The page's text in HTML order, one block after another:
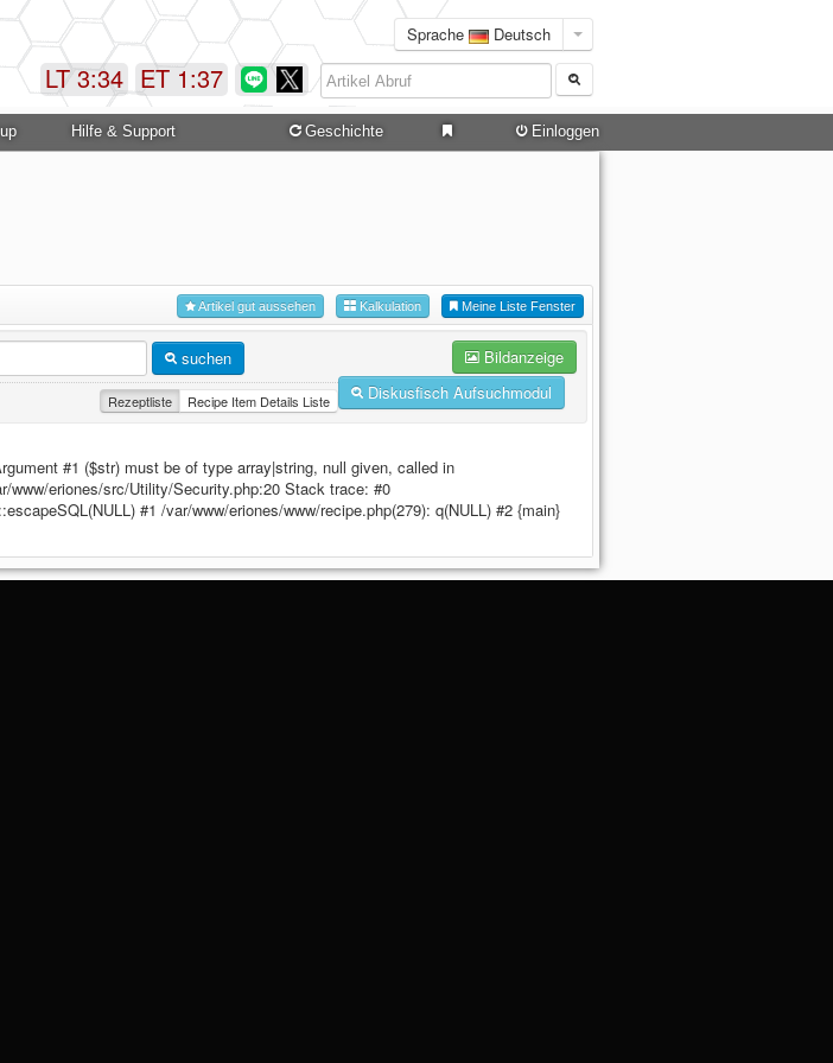
Sprache Deutsch
ET 1:37
LT 3:34
Hilfe & Support Geschichte Einloggen
Meine Liste Fenster
Kalkulation
Artikel gut aussehen
suchen
Bildanzeige
Diskusfisch Aufsuchmodul
Rezeptliste Recipe Item Details Liste
#1 ($str) must be of type array|string, null given, called in
www/eriones/src/Utility/Security.php:20 Stack trace: #0
#1 /var/www/eriones/www/recipe.php(279): q(NULL) #2 {main}